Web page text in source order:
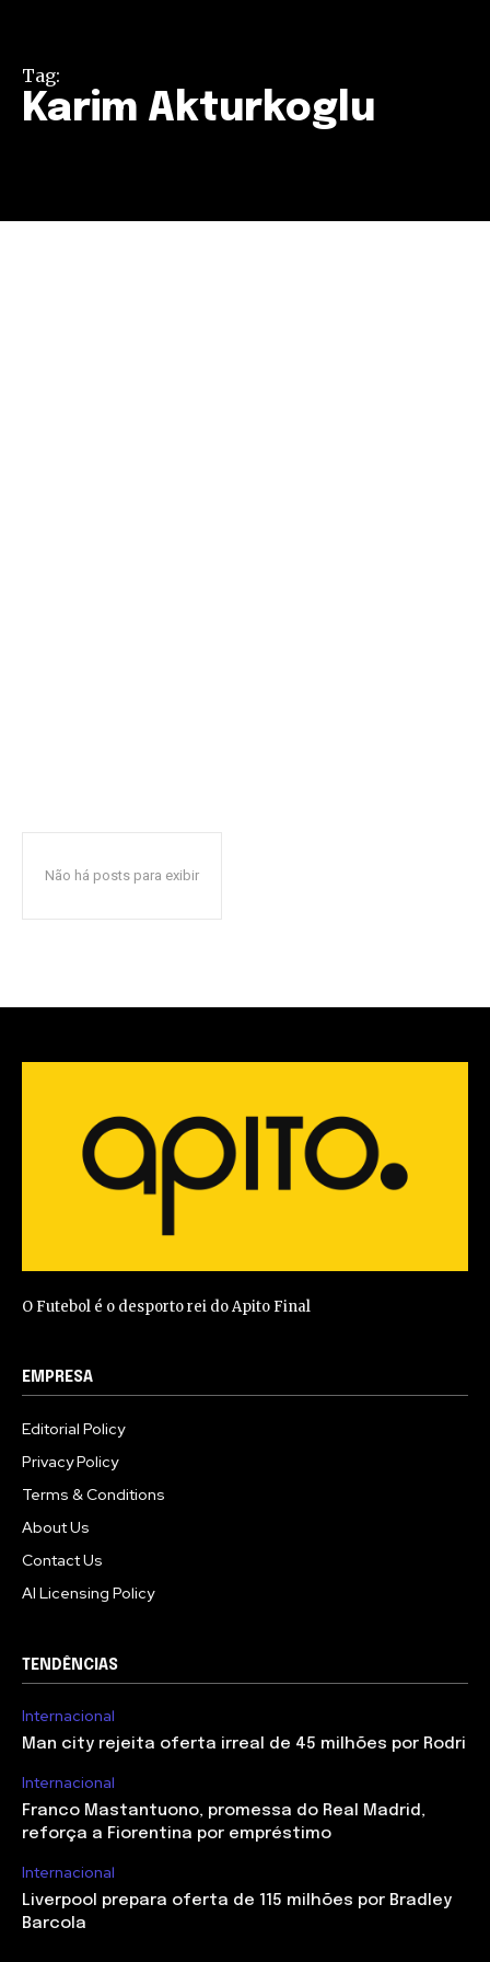
Tag:
Karim Akturkoglu
Não há posts para exibir
O Futebol é o desporto rei do Apito Final
EMPRESA
Editorial Policy
Privacy Policy
Terms & Conditions
About Us
Contact Us
AI Licensing Policy
TENDÊNCIAS
Internacional
Man city rejeita oferta irreal de 45 milhões por Rodri
Internacional
Franco Mastantuono, promessa do Real Madrid,
reforça a Fiorentina por empréstimo
Internacional
Liverpool prepara oferta de 115 milhões por Bradley
Barcola